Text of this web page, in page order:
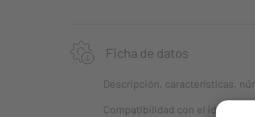
Ficha de datos
Descripción, características,
Compatibilidad con el idioma de